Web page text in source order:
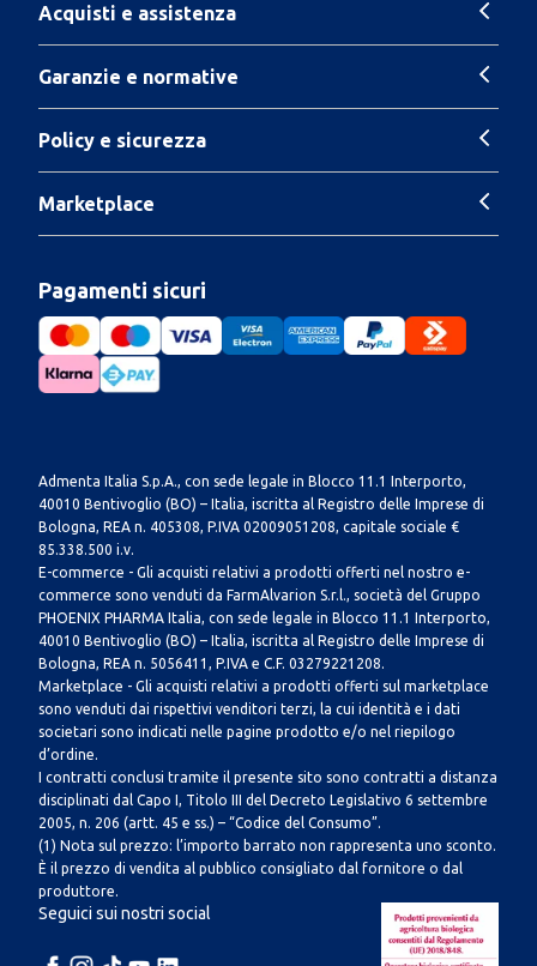
Acquisti e assistenza
Garanzie e normative
Policy e sicurezza
Marketplace
Pagamenti sicuri
Admenta Italia S.p.A., con sede legale in Blocco 11.1 Interporto,
40010 Bentivoglio (BO) – Italia, iscritta al Registro delle Imprese di
Bologna, REA n. 405308, P.IVA 02009051208, capitale sociale €
85.338.500 i.v.
E-commerce - Gli acquisti relativi a prodotti offerti nel nostro e-
commerce sono venduti da FarmAlvarion S.r.l., società del Gruppo
PHOENIX PHARMA Italia, con sede legale in Blocco 11.1 Interporto,
40010 Bentivoglio (BO) – Italia, iscritta al Registro delle Imprese di
Bologna, REA n. 5056411, P.IVA e C.F. 03279221208.
Marketplace - Gli acquisti relativi a prodotti offerti sul marketplace
sono venduti dai rispettivi venditori terzi, la cui identità e i dati
societari sono indicati nelle pagine prodotto e/o nel riepilogo
d’ordine.
I contratti conclusi tramite il presente sito sono contratti a distanza
disciplinati dal Capo I, Titolo III del Decreto Legislativo 6 settembre
2005, n. 206 (artt. 45 e ss.) – “Codice del Consumo”.
(1) Nota sul prezzo: l’importo barrato non rappresenta uno sconto.
È il prezzo di vendita al pubblico consigliato dal fornitore o dal
produttore.
Seguici sui nostri social